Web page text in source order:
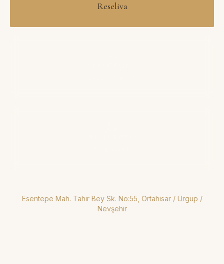
Reseliva
Esentepe Mah. Tahir Bey Sk. No:55, Ortahisar / Ürgüp /
Nevşehir